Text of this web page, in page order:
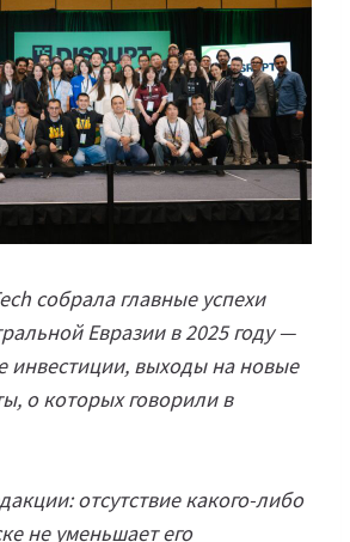
собрала главные успехи
Евразии в 2025 году —
инвестиции, выходы на новые
о которых говорили в
отсутствие какого-либо
не уменьшает его